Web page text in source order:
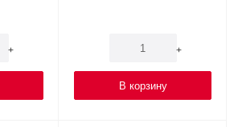
+ +
В корзину